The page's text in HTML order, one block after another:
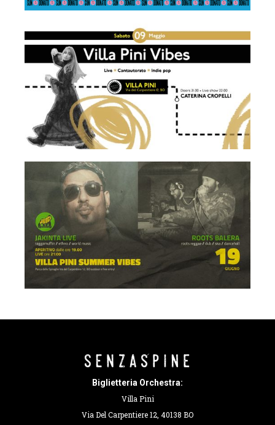
Biglietteria Orchestra:
Villa Pini
Via Del Carpentiere 12, 40138 BO